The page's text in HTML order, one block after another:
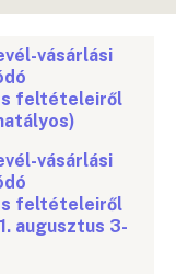
vásárlási
feltételeiről
vásárlási
feltételeiről
augusztus 3-